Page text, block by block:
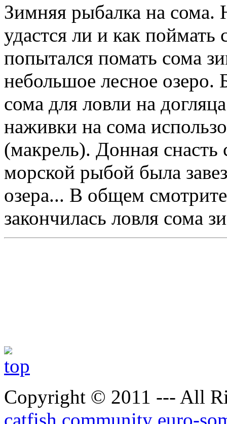
Зимняя рыбалка на сома.
удастся ли и как
попытался помать сома
небольшое лесное озеро.
сома для ловли на
наживки на сома
(макрель). Донная
морской рыбой была
озера... В общем
закончилась ловля сома
Copyright © 2011 --- All
catfish community euro-